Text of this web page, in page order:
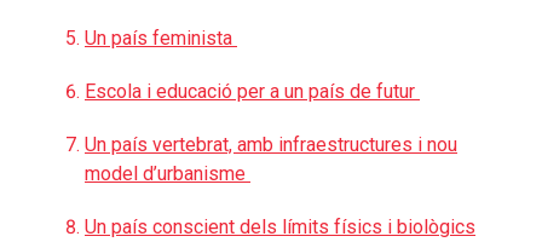
Un país feminista
Escola i educació per a un país de futur
Un país vertebrat, amb infraestructures i nou
model d’urbanisme
Un país conscient dels límits físics i biològics